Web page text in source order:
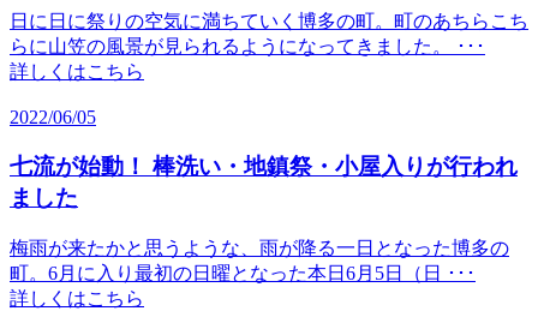
日に日に祭りの空気に満ちていく博多の町。町のあちらこち
らに山笠の風景が見られるようになってきました。 ･･･
詳しくはこちら
2022/06/05
七流が始動！ 棒洗い・地鎮祭・小屋入りが行われ
ました
梅雨が来たかと思うような、雨が降る一日となった博多の
町。6月に入り最初の日曜となった本日6月5日（日 ･･･
詳しくはこちら